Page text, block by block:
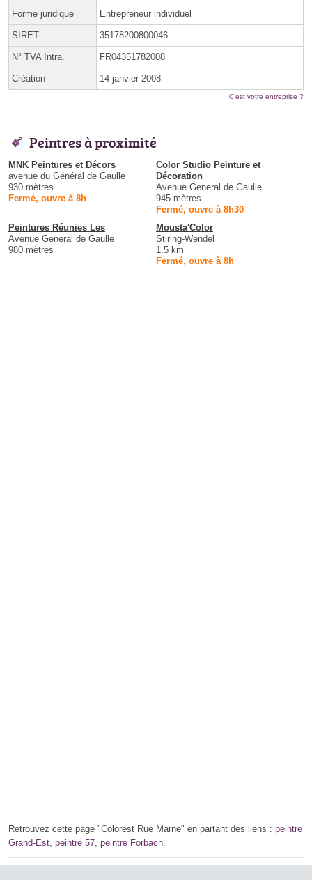
Forme juridique Entrepreneur individuel
SIRET 35178200800046
N° TVA Intra. FR04351782008
Création 14 janvier 2008
C'est votre entreprise ?
Peintres à proximité
MNK Peintures et Décors
avenue du Général de Gaulle
930 mètres
Fermé, ouvre à 8h
Color Studio Peinture et
Décoration
Avenue General de Gaulle
945 mètres
Fermé, ouvre à 8h30
Peintures Réunies Les
Avenue General de Gaulle
980 mètres
Mousta'Color
Stiring-Wendel
1.5 km
Fermé, ouvre à 8h
Retrouvez cette page "Colorest Rue Marne" en partant des liens : peintre
Grand-Est, peintre 57, peintre Forbach.